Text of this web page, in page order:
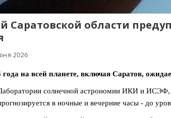
Саратовской области
2026
на всей планете, включая Саратов,
солнечной астрономии ИКИ и
в ночные и вечерние часы - до